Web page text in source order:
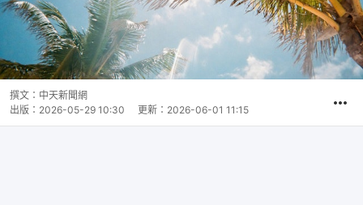
撰文： 中天新聞網
出版： 2026-05-29 10:30 更新： 2026-06-01 11:15